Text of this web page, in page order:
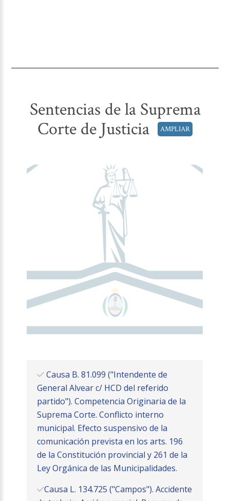
Sentencias de la Suprema
Corte de Justicia
AMPLIAR
Causa B. 81.099 ("Intendente de
General Alvear c/ HCD del referido
partido"). Competencia Originaria de la
Suprema Corte. Conflicto interno
municipal. Efecto suspensivo de la
comunicación prevista en los arts. 196
de la Constitución provincial y 261 de la
Ley Orgánica de las Municipalidades.
Causa L. 134.725 ("Campos"). Accidente